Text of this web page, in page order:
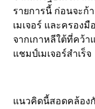
รายการนี้ ก่อนจะก้
เมเจอร์ และครอง
จากเกาหลีใต้ที่คว้
แชมป์เมเจอร์สำเร็จ
แนวคิดนี้สอดคล้อง